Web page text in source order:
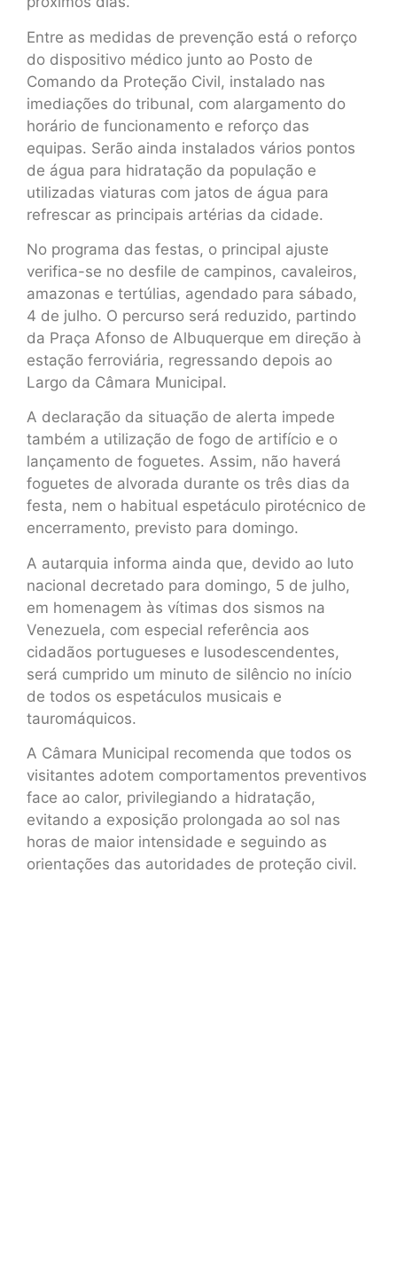
Entre as medidas de prevenção está o reforço
do dispositivo médico junto ao Posto de
Comando da Proteção Civil, instalado nas
imediações do tribunal, com alargamento do
horário de funcionamento e reforço das
equipas. Serão ainda instalados vários pontos
de água para hidratação da população e
utilizadas viaturas com jatos de água para
refrescar as principais artérias da cidade.
No programa das festas, o principal ajuste
verifica-se no desfile de campinos, cavaleiros,
amazonas e tertúlias, agendado para sábado,
4 de julho. O percurso será reduzido, partindo
da Praça Afonso de Albuquerque em direção à
estação ferroviária, regressando depois ao
Largo da Câmara Municipal.
A declaração da situação de alerta impede
também a utilização de fogo de artifício e o
lançamento de foguetes. Assim, não haverá
foguetes de alvorada durante os três dias da
festa, nem o habitual espetáculo pirotécnico de
encerramento, previsto para domingo.
A autarquia informa ainda que, devido ao luto
nacional decretado para domingo, 5 de julho,
em homenagem às vítimas dos sismos na
Venezuela, com especial referência aos
cidadãos portugueses e lusodescendentes,
será cumprido um minuto de silêncio no início
de todos os espetáculos musicais e
tauromáquicos.
A Câmara Municipal recomenda que todos os
visitantes adotem comportamentos preventivos
face ao calor, privilegiando a hidratação,
evitando a exposição prolongada ao sol nas
horas de maior intensidade e seguindo as
orientações das autoridades de proteção civil.